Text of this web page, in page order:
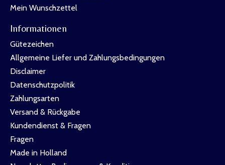
Mein Wunschzettel
Informationen
Gütezeichen
Allgemeine Liefer und Zahlungsbedingungen
Disclaimer
Datenschutzpolitik
Zahlungsarten
Versand & Rückgabe
Kundendienst & Fragen
Fragen
Made in Holland